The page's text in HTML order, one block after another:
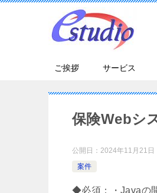
ご挨拶 サービス
保険Webシ
公開日： 2024年11月21日
案件
◆必須：・Javaの